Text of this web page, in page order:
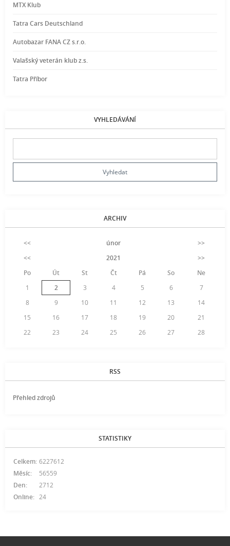
MTX Klub
Tatra Cars Deutschland
Autobazar FANA CZ s.r.o.
Valašský veterán klub z.s.
Tatra Příbor
VYHLEDÁVÁNÍ
ARCHIV
<< únor
>>
<<
2021
>>
Po
Út St Čt Pá So
Ne
1
2 3 4 5 6
7
8
9 10 11 12 13
14
15
16 17 18 19 20
21
22
23 24 25 26 27 28
RSS
Přehled zdrojů
STATISTIKY
Online: 24
Celkem: 6227612
Měsíc:
56559
Den:
2712